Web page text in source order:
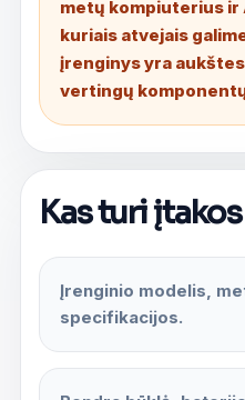
metų kompiuterius ir
kuriais atvejais
įrenginys yra
vertingų
Kas turi
Įrenginio modelis,
specifikacijos.